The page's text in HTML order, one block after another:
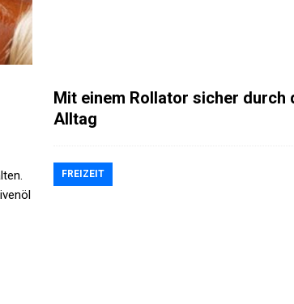
Mit einem Rollator sicher durch
Alltag
FREIZEIT